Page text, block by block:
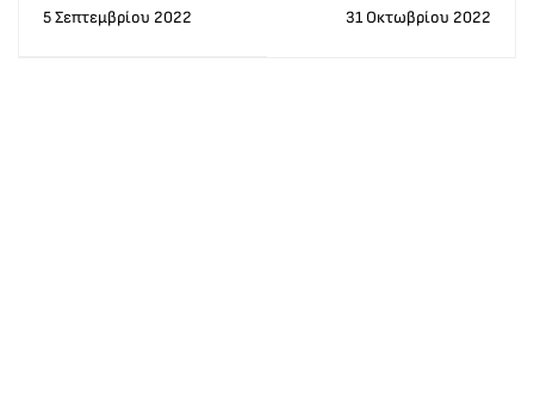
ECPE
5 Σεπτεμβρίου 2022
εκπαιδευτικών
31 Οκτωβρίου 2022